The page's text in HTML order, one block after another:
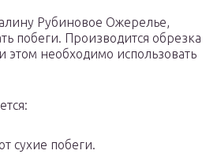
Рубиновое Ожерелье,
побеги. Производится обрезка
необходимо использовать
сухие побеги.